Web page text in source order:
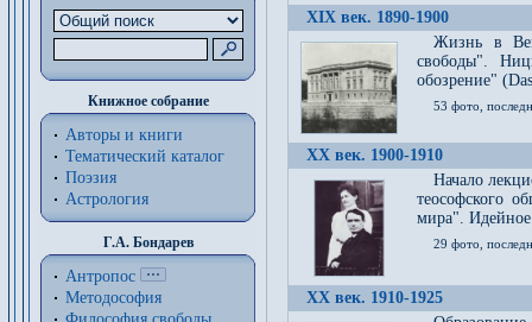
Книжное собрание
Авторы и книги
Тематический каталог
Поэзия
Астрология
Г.А. Бондарев
Антропос
Методософия
XIX век. 1890-1900
Жизнь в
свободы".
обозрение"
53 фото,
XX век. 1900-1910
Начало
теософского
мира". Идейное
29 фото,
XX век. 1910-1925